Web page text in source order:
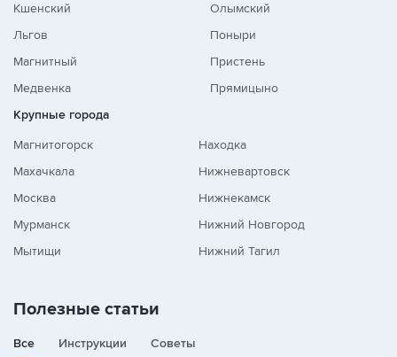
Кшенский
Льгов
Магнитный
Медвенка
Олымский
Поныри
Пристень
Прямицыно
Крупные города
Магнитогорск
Махачкала
Москва
Мурманск
Мытищи
Находка
Нижневартовск
Нижнекамск
Нижний Новгород
Нижний Тагил
Полезные статьи
Все Инструкции Советы